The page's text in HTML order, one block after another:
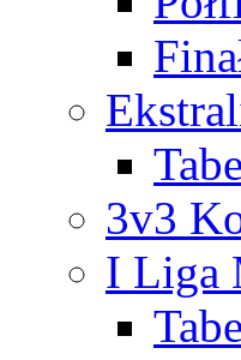
3v3
I Liga